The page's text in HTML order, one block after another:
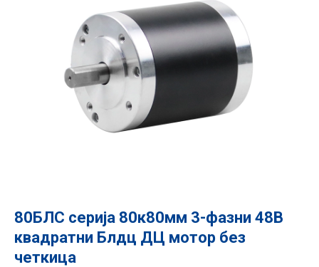
80БЛС серија 80к80мм 3-фазни 48В
квадратни Блдц ДЦ мотор без
четкица